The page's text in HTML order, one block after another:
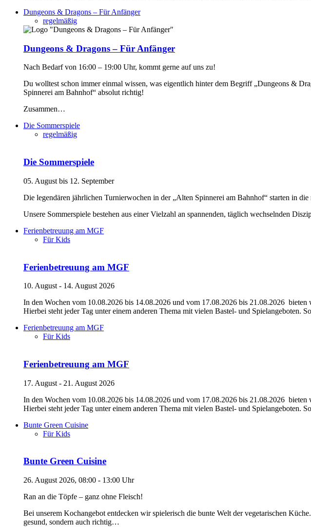
Dungeons & Dragons – Für Anfänger
regelmäßig
Dungeons & Dragons – Für Anfänger
Nach Bedarf von 16:00 – 19:00 Uhr, kommt gerne auf uns zu!
Du wolltest schon immer einmal wissen, was eigentlich hinter dem Begriff „Dungeons &
Spinnerei am Bahnhof“ absolut richtig!
Zusammen…
Die Sommerspiele
regelmäßig
Die Sommerspiele
05. August bis 12. September
Die legendären jährlichen Turnierwochen in der „Alten Spinnerei am Bahnhof“ starten in die
Unsere Sommerspiele bestehen aus einer Vielzahl an spannenden, täglich wechselnden
Ferienbetreuung am MGF
Für Kids
Ferienbetreuung am MGF
10. August - 14. August 2026
In den Wochen vom 10.08.2026 bis 14.08.2026 und vom 17.08.2026 bis 21.08.2026
Hierbei steht jeder Tag unter einem anderen Thema mit vielen Bastel- und Spielangeboten.
Ferienbetreuung am MGF
Für Kids
Ferienbetreuung am MGF
17. August - 21. August 2026
In den Wochen vom 10.08.2026 bis 14.08.2026 und vom 17.08.2026 bis 21.08.2026
Hierbei steht jeder Tag unter einem anderen Thema mit vielen Bastel- und Spielangeboten.
Bunte Green Cuisine
Für Kids
Bunte Green Cuisine
26. August 2026, 08:00 - 13:00 Uhr
Ran an die Töpfe – ganz ohne Fleisch!
Bei unserem Kochangebot entdecken wir spielerisch die bunte Welt der vegetarischen
gesund, sondern auch richtig…